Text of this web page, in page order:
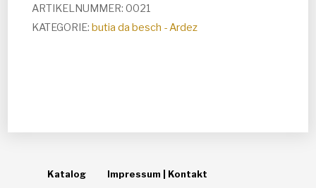
Herde
/
ARTIKELNUMMER: 0021
KATEGORIE: butia da besch - Ardez
Katalog Impressum | Kontakt